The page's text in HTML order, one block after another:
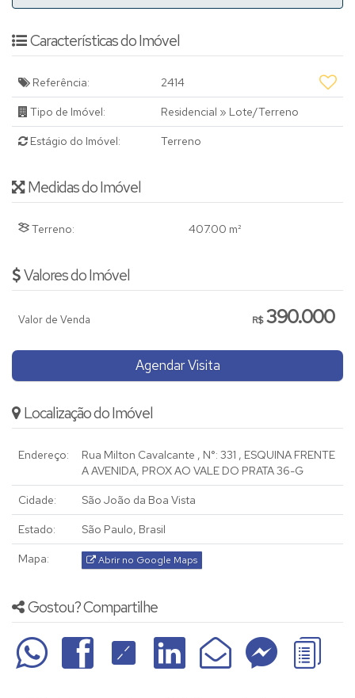
Características do Imóvel
Referência: 2414
Tipo de Imóvel: Residencial » Lote/Terreno
Estágio do Imóvel: Terreno
Medidas do Imóvel
Terreno: 407.00 m²
Valores do Imóvel
R$390.000
Valor de Venda
Agendar Visita
Localização do Imóvel
Endereço: Rua Milton Cavalcante , N°: 331 , ESQUINA FRENTE
A AVENIDA, PROX AO VALE DO PRATA 36-G
Cidade: São João da Boa Vista
Estado: São Paulo, Brasil
Mapa: Abrir no Google Maps
Gostou? Compartilhe